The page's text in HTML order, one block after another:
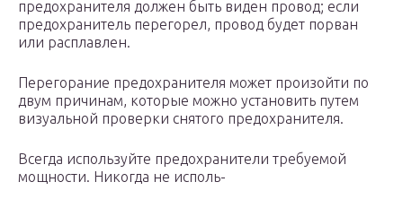
предохранителя должен быть виден провод; если
предохранитель перегорел, провод будет порван
или расплавлен.
Перегорание предохранителя может произойти по
двум причинам, которые можно установить путем
визуальной проверки снятого предохранителя.
Всегда используйте предохранители требуемой
мощности. Никогда не исполь-